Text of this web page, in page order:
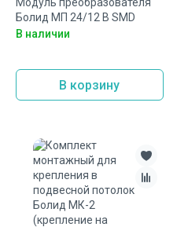
Болид МП 24/12 В SMD
В наличии
В корзину